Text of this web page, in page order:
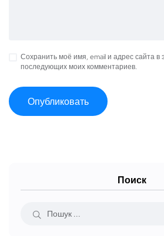
Сохранить моё имя, email и адрес сайта в
последующих моих комментариев.
Поиск